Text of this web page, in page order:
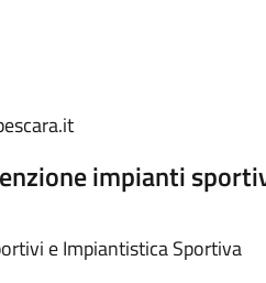
impianti
e Impiantistica Sportiva